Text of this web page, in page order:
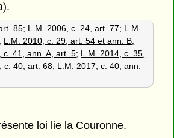
85; L.M. 2006, c. 24, art. 77; L.M.
; L.M. 2010, c. 29, art. 54 et ann. B,
c. 41, ann. A, art. 5; L.M. 2014, c. 35,
c. 40, art. 68; L.M. 2017, c. 40, ann.
loi lie la Couronne.